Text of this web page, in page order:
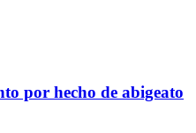
por hecho de abigeato